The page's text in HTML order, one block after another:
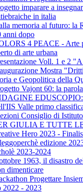
imparare a
in italia
memoria al futuro: la
anni dopo
4 PEACE - Arte
di arte urbana
Voll. 1 e 2
Mostra
e Geopolitica della
Vajont 60: la
Valle primo
Consiglio di
GIULIA E TUTTE
Hero 2023 -
edizione
2023-2024
1963, il disastro
dimenticare
Progettare
2022 - 2023